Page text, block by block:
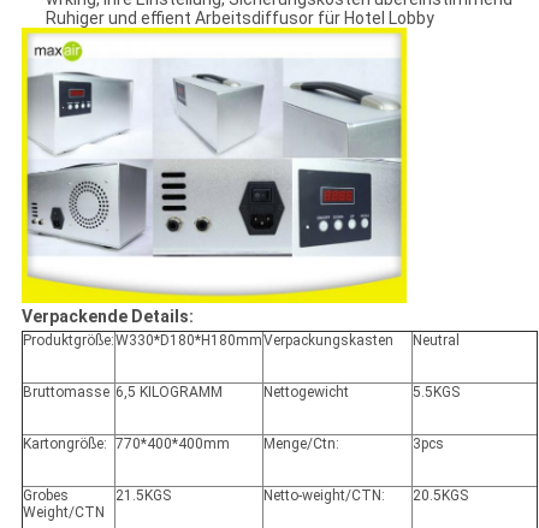
Ruhiger und effient Arbeitsdiffusor für Hotel Lobby
Verpackende Details:
Produktgröße:W330*D180*H180mmVerpackungskasten Neutral
Bruttomasse 6,5 KILOGRAMM Nettogewicht 5.5KGS
Kartongröße: 770*400*400mm Menge/Ctn: 3pcs
Grobes
Weight/CTN
21.5KGS Netto-weight/CTN: 20.5KGS